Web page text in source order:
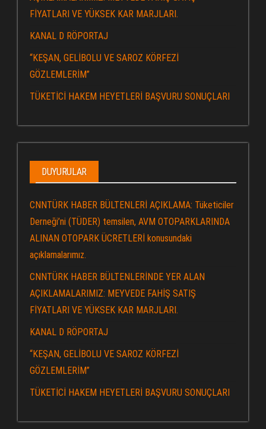
FİYATLARI VE YÜKSEK KAR MARJLARI.
KANAL D RÖPORTAJ
“KEŞAN, GELİBOLU VE SAROZ KÖRFEZİ
GÖZLEMLERİM”
TÜKETİCİ HAKEM HEYETLERİ BAŞVURU SONUÇLARI
DUYURULAR
CNNTÜRK HABER BÜLTENLERİ AÇIKLAMA: Tüketiciler
Derneği’ni (TÜDER) temsilen, AVM OTOPARKLARINDA
ALINAN OTOPARK ÜCRETLERİ konusundaki
açıklamalarımız.
CNNTÜRK HABER BÜLTENLERİNDE YER ALAN
AÇIKLAMALARIMIZ: MEYVEDE FAHİŞ SATIŞ
FİYATLARI VE YÜKSEK KAR MARJLARI.
KANAL D RÖPORTAJ
“KEŞAN, GELİBOLU VE SAROZ KÖRFEZİ
GÖZLEMLERİM”
TÜKETİCİ HAKEM HEYETLERİ BAŞVURU SONUÇLARI